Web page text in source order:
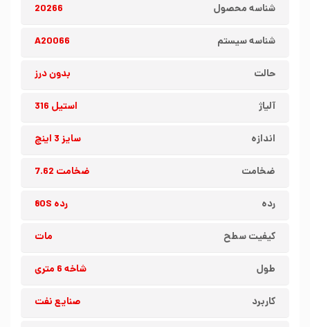
شناسه محصول 20266
شناسه سیستم A20066
حالت بدون درز
آلیاژ استیل 316
اندازه سایز 3 اینچ
ضخامت ضخامت 7.62
رده رده 80S
کیفیت سطح مات
طول شاخه 6 متری
کاربرد صنایع نفت